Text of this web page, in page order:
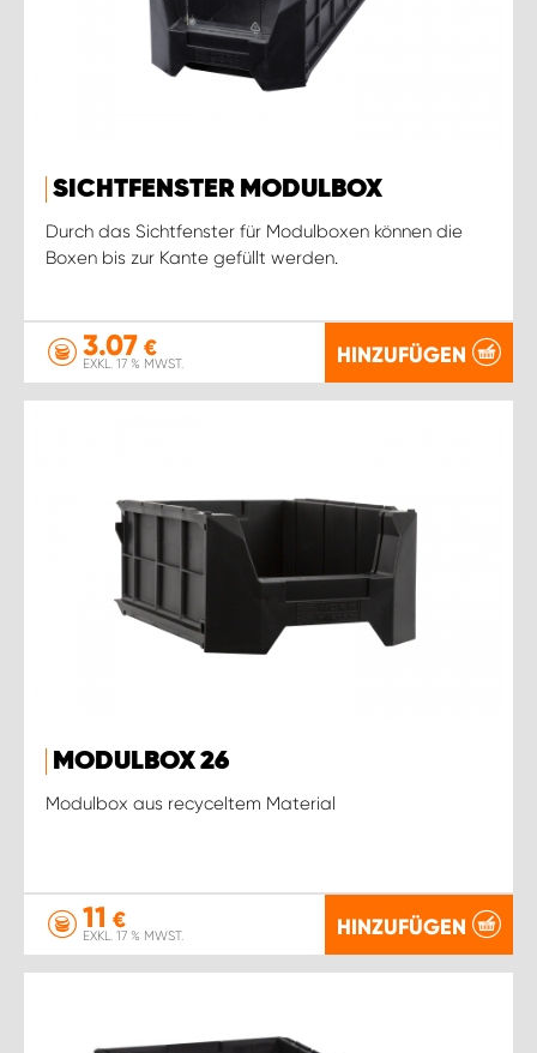
SICHTFENSTER MODULBOX
Durch das Sichtfenster für Modulboxen können die
Boxen bis zur Kante gefüllt werden.
3.07 €
EXKL. 17 % MWST. HINZUFÜGEN
MODULBOX 26
Modulbox aus recyceltem Material
11 €
EXKL. 17 % MWST. HINZUFÜGEN